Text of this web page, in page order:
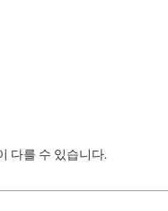
다를 수 있습니다.